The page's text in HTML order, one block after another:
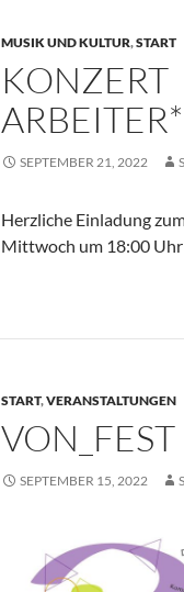
MUSIK UND KULTUR,START
KONZERT
SEPTEMBER 21, 2022
Herzliche Einladung
Mittwoch um 18:00
START,VERANSTALTUNGEN
SEPTEMBER 15, 2022